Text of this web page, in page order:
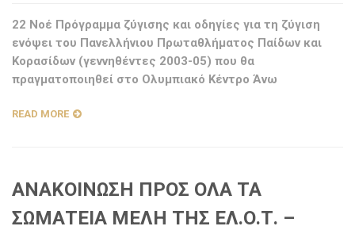
22 Νοέ Πρόγραμμα ζύγισης και οδηγίες για τη ζύγιση
ενόψει του Πανελλήνιου Πρωταθλήματος Παίδων και
Κορασίδων (γεννηθέντες 2003-05) που θα
πραγματοποιηθεί στο Ολυμπιακό Κέντρο Άνω
READ MORE
ΑΝΑΚΟΙΝΩΣΗ ΠΡΟΣ ΟΛΑ ΤΑ
ΣΩΜΑΤΕΙΑ ΜΕΛΗ ΤΗΣ ΕΛ.Ο.Τ. –